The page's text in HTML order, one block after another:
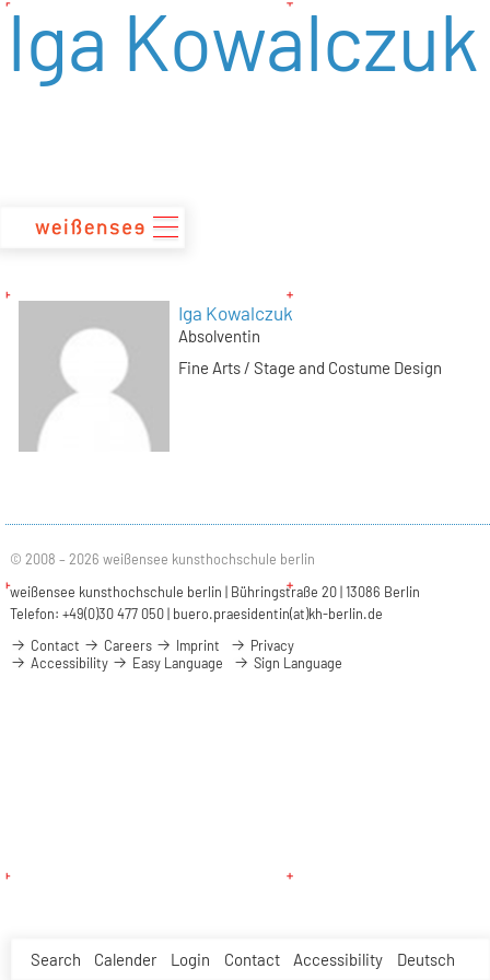
zum
Inhalt
Search Calender Login Contact Accessibility Deutsch
Iga Kowalczuk
Iga Kowalczuk
Absolventin
Fine Arts / Stage and Costume Design
© 2008 – 2026 weißensee kunsthochschule berlin
weißensee kunsthochschule berlin | Bühringstraße 20 | 13086 Berlin
Telefon: +49(0)30 477 050 | buero.praesidentin(at)kh-berlin.de
Contact
Careers Imprint
Privacy
Accessibility
Easy Language Sign Language